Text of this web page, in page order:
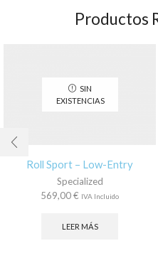
Productos
SIN
EXISTENCIAS
Roll Sport – Low-Entry
Specialized
569,00€ IVA Incluido
LEER MÁS